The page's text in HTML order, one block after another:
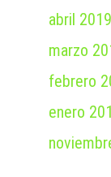
abril 2019
marzo
febrero
enero